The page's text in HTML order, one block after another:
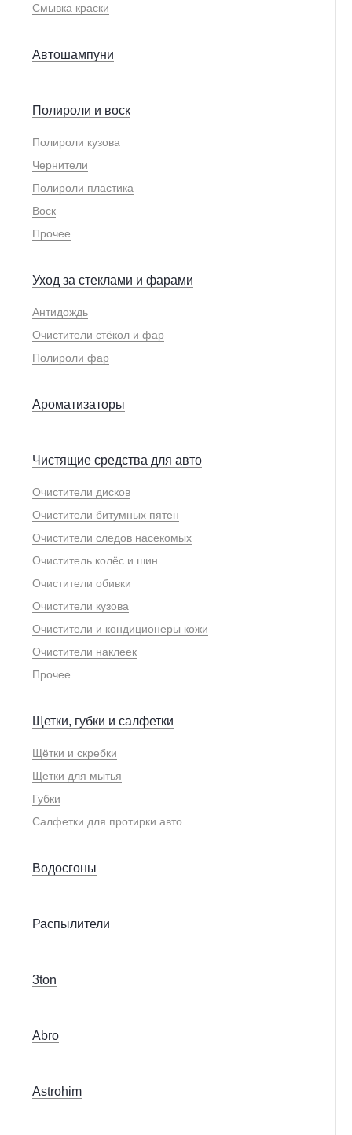
Смывка краски
Автошампуни
Полироли и воск
Полироли кузова
Чернители
Полироли пластика
Воск
Прочее
Уход за стеклами и фарами
Антидождь
Очистители стёкол и фар
Полироли фар
Ароматизаторы
Чистящие средства для авто
Очистители дисков
Очистители битумных пятен
Очистители следов насекомых
Очиститель колёс и шин
Очистители обивки
Очистители кузова
Очистители и кондиционеры кожи
Очистители наклеек
Прочее
Щетки, губки и салфетки
Щётки и скребки
Щетки для мытья
Губки
Салфетки для протирки авто
Водосгоны
Распылители
3ton
Abro
Astrohim